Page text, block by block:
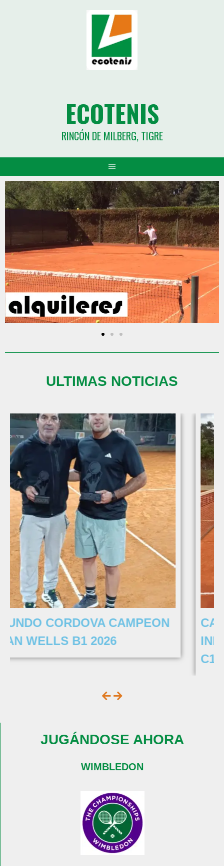
ECOTENIS
RINCÓN DE MILBERG, TIGRE
ULTIMAS NOTICIAS
CAMPEÓN PEREYRA – FINAL
INDIAN WELLS 2026 CATEGORIA
C1
JUGÁNDOSE AHORA
WIMBLEDON